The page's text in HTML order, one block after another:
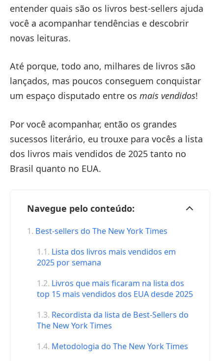
entender quais são os livros best-sellers ajuda
você a acompanhar tendências e descobrir
novas leituras.
Até porque, todo ano, milhares de livros são
lançados, mas poucos conseguem conquistar
um espaço disputado entre os mais vendidos!
Por você acompanhar, então os grandes
sucessos literário, eu trouxe para vocês a lista
dos livros mais vendidos de 2025 tanto no
Brasil quanto no EUA.
Navegue pelo conteúdo:
Best-sellers do The New York Times
Lista dos livros mais vendidos em
2025 por semana
Livros que mais ficaram na lista dos
top 15 mais vendidos dos EUA desde 2025
Recordista da lista de Best-Sellers do
The New York Times
Metodologia do The New York Times